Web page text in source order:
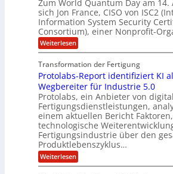
-
D
o
l
l
a
r
A
u
n
d
L
a
t
e
i
n
a
m
e
r
i
s
t
o
m
e
r
O
ff
c
e
o
m
p
e
t
e
n
z
n
t
r
u
m
f
ü
r
3
D
g
s
d
ä
m
p
e
f
ü
r
d
e
n
M
a
s
c
h
Zum World Quantum Day am
sich Jon France, CISO von ISC2
Information System Security
Consortium), einer Nonprofit-
Weiterlesen:
P
s
t
q
u
a
n
t
e
n
k
r
y
p
Transformation der Fertigung
Protolabs-Report identifiziert KI
Wegbereiter für Industrie 5.0
Protolabs, ein Anbieter von
Fertigungsdienstleistungen,
einem aktuellen Bericht
technologische
Fertigungsindustrie über den
Produktlebenszyklus…
Weiterlesen:
P